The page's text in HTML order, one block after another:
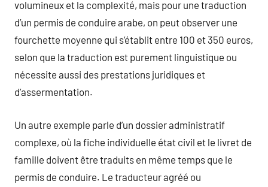
volumineux et la complexité, mais pour une traduction
d’un permis de conduire arabe, on peut observer une
fourchette moyenne qui s’établit entre 100 et 350 euros,
selon que la traduction est purement linguistique ou
nécessite aussi des prestations juridiques et
d’assermentation.
Un autre exemple parle d’un dossier administratif
complexe, où la fiche individuelle état civil et le livret de
famille doivent être traduits en même temps que le
permis de conduire. Le traducteur agréé ou